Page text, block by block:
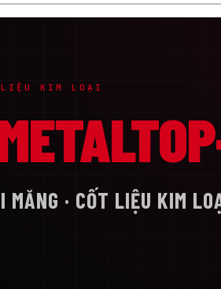
LIỆU KIM LOẠI
· CỐT LIỆU KIM